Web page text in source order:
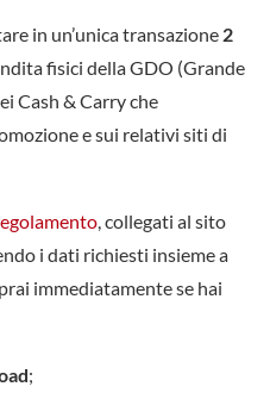
in un’unica transazione 2
fisici della GDO (Grande
Cash & Carry che
e sui relativi siti di
, collegati al sito
i dati richiesti insieme a
immediatamente se hai
;